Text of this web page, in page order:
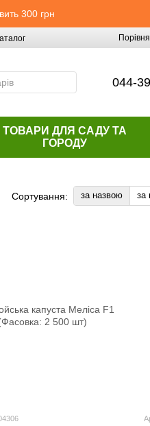
300 грн
044-
ТОВАРИ ДЛЯ САДУ ТА
ГОРОДУ
Сортування: за назвою за